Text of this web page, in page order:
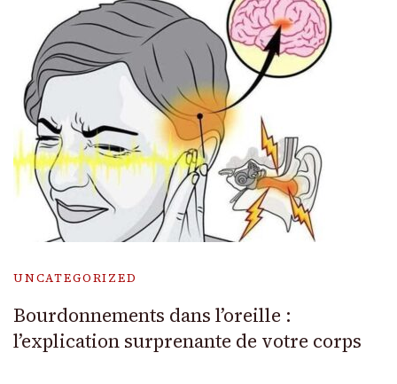
UNCATEGORIZED
Bourdonnements dans l’oreille :
l’explication surprenante de votre corps